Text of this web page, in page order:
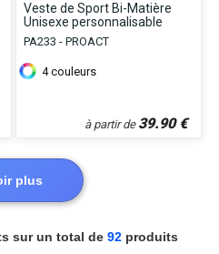
Veste de Sport Bi-Matière
Unisexe personnalisable
PA233 - PROACT
4 couleurs
à partir de 39.90€
plus
sur un total de 92 produits